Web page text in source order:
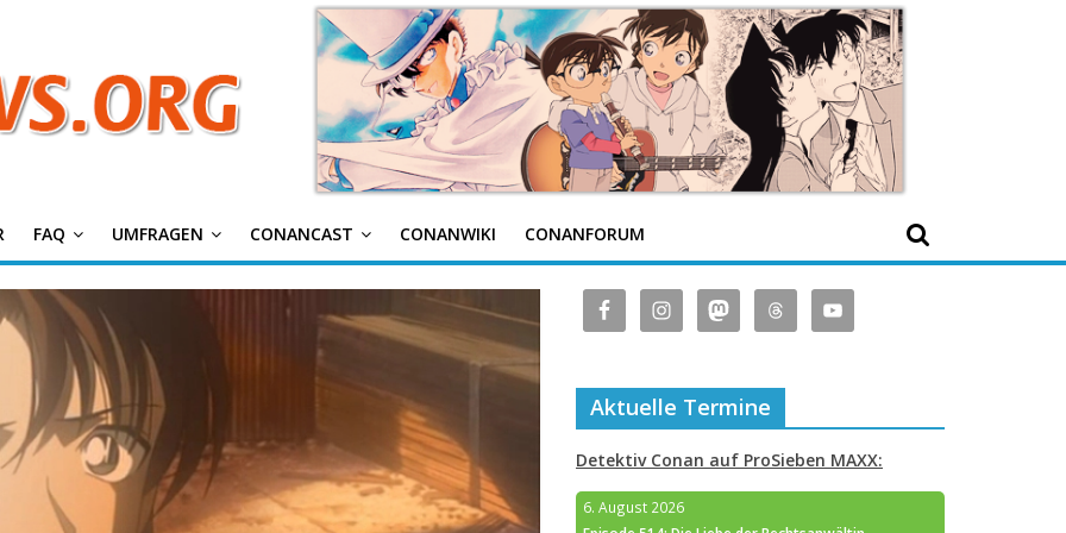
FAQ UMFRAGEN CONANCAST CONANWIKI CONANFORUM
Aktuelle Termine
Detektiv Conan auf ProSieben MAXX:
6. August 2026